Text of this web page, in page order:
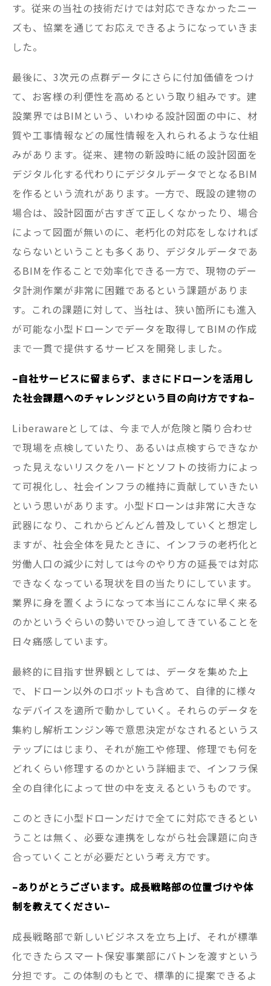
す。従来の当社の技術だけでは対応できなかったニー
ズも、協業を通じてお応えできるようになっていきま
した。
最後に、3次元の点群データにさらに付加価値をつけ
て、お客様の利便性を高めるという取り組みです。建
設業界ではBIMという、いわゆる設計図面の中に、材
質や工事情報などの属性情報を入れられるような仕組
みがあります。従来、建物の新設時に紙の設計図面を
デジタル化する代わりにデジタルデータでとなるBIM
を作るという流れがあります。一方で、既設の建物の
場合は、設計図面が古すぎて正しくなかったり、場合
によって図面が無いのに、老朽化の対応をしなければ
ならないということも多くあり、デジタルデータであ
るBIMを作ることで効率化できる一方で、現物のデー
タ計測作業が非常に困難であるという課題がありま
す。これの課題に対して、当社は、狭い箇所にも進入
が可能な小型ドローンでデータを取得してBIMの作成
まで一貫で提供するサービスを開発しました。
–自社サービスに留まらず、まさにドローンを活用し
た社会課題へのチャレンジという目の向け方ですね–
Liberawareとしては、今まで人が危険と隣り合わせ
で現場を点検していたり、あるいは点検すらできなか
った見えないリスクをハードとソフトの技術力によっ
て可視化し、社会インフラの維持に貢献していきたい
という思いがあります。小型ドローンは非常に大きな
武器になり、これからどんどん普及していくと想定し
ますが、社会全体を見たときに、インフラの老朽化と
労働人口の減少に対しては今のやり方の延長では対応
できなくなっている現状を目の当たりにしています。
業界に身を置くようになって本当にこんなに早く来る
のかというぐらいの勢いでひっ迫してきていることを
日々痛感しています。
最終的に目指す世界観としては、データを集めた上
で、ドローン以外のロボットも含めて、自律的に様々
なデバイスを適所で動かしていく。それらのデータを
集約し解析エンジン等で意思決定がなされるというス
テップにはじまり、それが施工や修理、修理でも何を
どれくらい修理するのかという詳細まで、インフラ保
全の自律化によって世の中を支えるというものです。
このときに小型ドローンだけで全てに対応できるとい
うことは無く、必要な連携をしながら社会課題に向き
合っていくことが必要だという考え方です。
–ありがとうございます。成長戦略部の位置づけや体
制を教えてください–
成長戦略部で新しいビジネスを立ち上げ、それが標準
化できたらスマート保安事業部にバトンを渡すという
分担です。この体制のもとで、標準的に提案できるよ